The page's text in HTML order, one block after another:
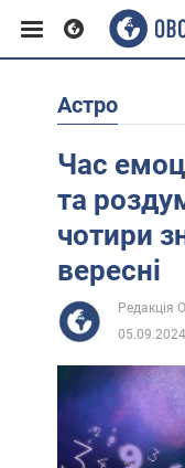
Європа
США
Африка
Життя
Астро
Час
та
чотири
вересні
Редакція